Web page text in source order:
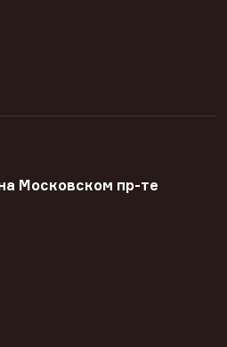
Московском пр-те